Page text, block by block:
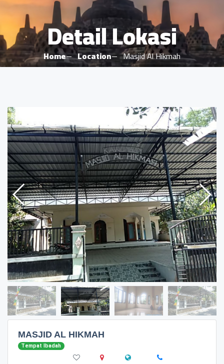
Detail Lokasi
Home Location Masjid Al Hikmah
MASJID AL HIKMAH
Tempat Ibadah